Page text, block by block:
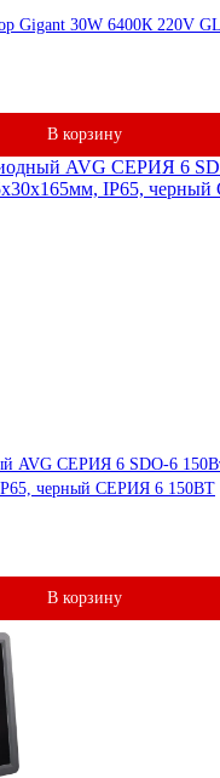
Gigant 30W 6400К 220V
В корзину
AVG СЕРИЯ 6 SDO-6
черный СЕРИЯ 6 150ВТ
В корзину